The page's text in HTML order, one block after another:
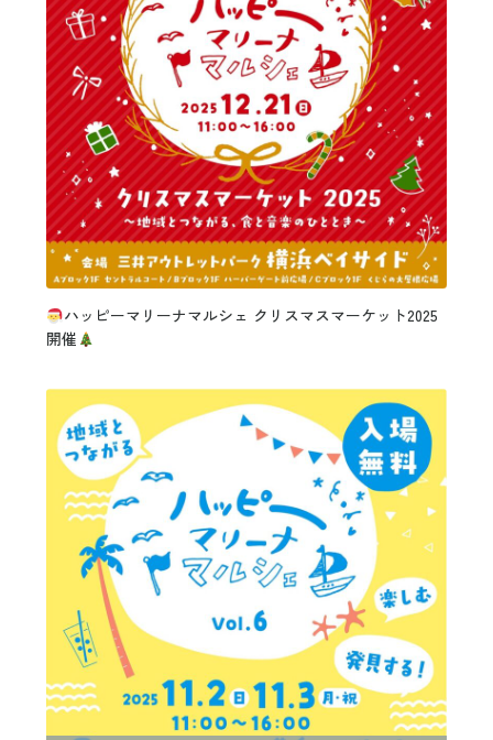
ハッピーマリーナマルシェ クリスマスマーケット2025
開催